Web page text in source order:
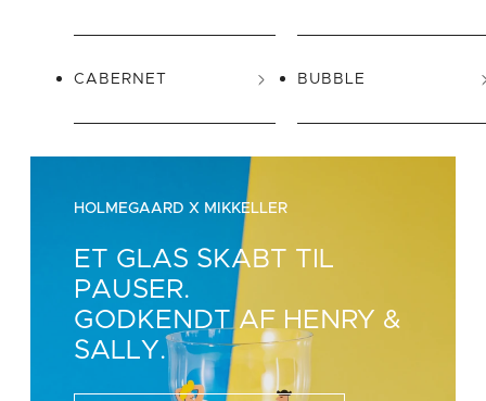
CABERNET BUBBLE
HOLMEGAARD X MIKKELLER
ET GLAS SKABT TIL
PAUSER.
GODKENDT AF HENRY &
SALLY.